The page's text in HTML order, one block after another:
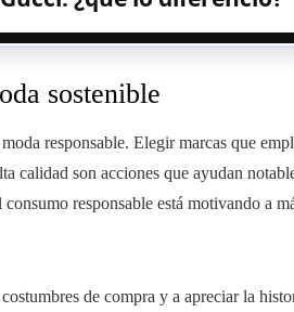
sostenible
responsable. Elegir marcas que
calidad son acciones que ayudan
responsable está motivando a
de compra y a apreciar la